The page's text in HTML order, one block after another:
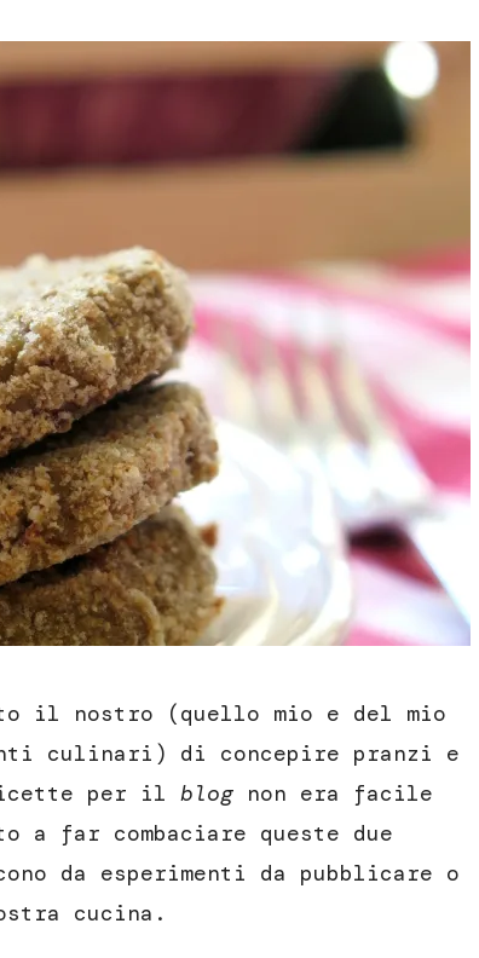
e
ceci
il nostro (quello mio e del mio
culinari) di concepire pranzi e
per il blog non era facile
a far combaciare queste due
da esperimenti da pubblicare o
cucina.